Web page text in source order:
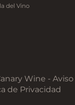
del Vino
Wine - Aviso
de Privacidad